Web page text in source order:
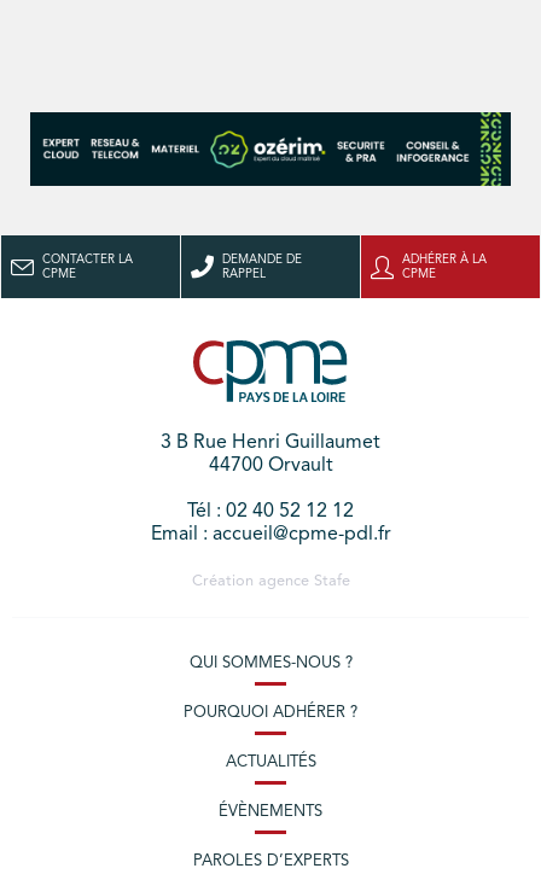
CONTACTER LA
CPME
DEMANDE DE
RAPPEL
ADHÉRER À LA
CPME
3 B Rue Henri Guillaumet
44700 Orvault
Tél : 02 40 52 12 12
Email : accueil@cpme-pdl.fr
Création agence Stafe
QUI SOMMES-NOUS ?
POURQUOI ADHÉRER ?
ACTUALITÉS
ÉVÈNEMENTS
PAROLES D’EXPERTS